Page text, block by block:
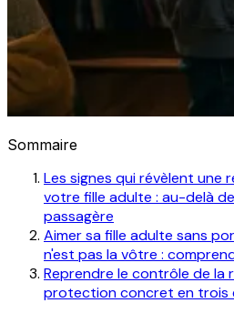
Sommaire
Les signes qui révèlent une
votre fille adulte : au-delà
passagère
Aimer sa fille adulte sans
n'est pas la vôtre :
Reprendre le contrôle de la
protection concret en trois